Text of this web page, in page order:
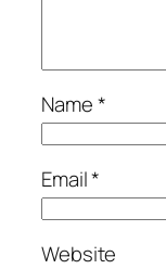
Name*
Email*
Website